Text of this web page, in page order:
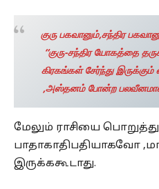
குரு பகவானும்,சந்திர
“குரு-சந்திர யோகத்தை
கிரகங்கள் சேர்ந்து
,அஸ்தனம் போன்ற
மேலும் ராசியை
பாதாகாதிபதியாகவோ
இருக்ககூடாது.